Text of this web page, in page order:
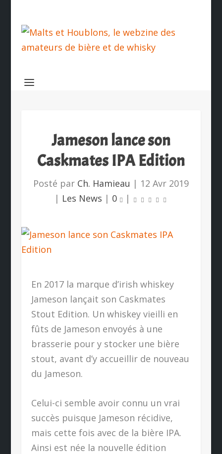
Jameson lance son
Caskmates IPA Edition
Posté par Ch. Hamieau | 12 Avr 2019
| Les News | 0 |
En 2017 la marque d’irish whiskey
Jameson lançait son Caskmates
Stout Edition. Un whiskey vieilli en
fûts de Jameson envoyés à une
brasserie pour y stocker une bière
stout, avant d’y accueillir de nouveau
du Jameson.
Celui-ci semble avoir connu un vrai
succès puisque Jameson récidive,
mais cette fois avec de la bière IPA.
Ainsi est née la nouvelle édition